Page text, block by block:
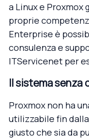
a Linux e Proxmox
proprie
Enterprise è
consulenza e
ITServicenet per
Il sistema senza
Proxmox non ha
utilizzabile fin
giusto che sia da